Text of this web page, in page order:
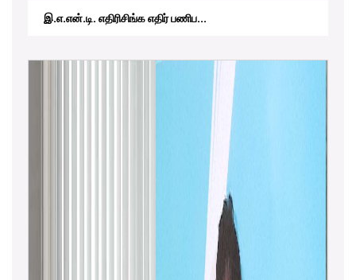
RTICAppeal/15/2017 - கே.வி.கே. நவ...